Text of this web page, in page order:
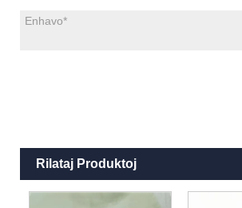
Rilataj Produktoj